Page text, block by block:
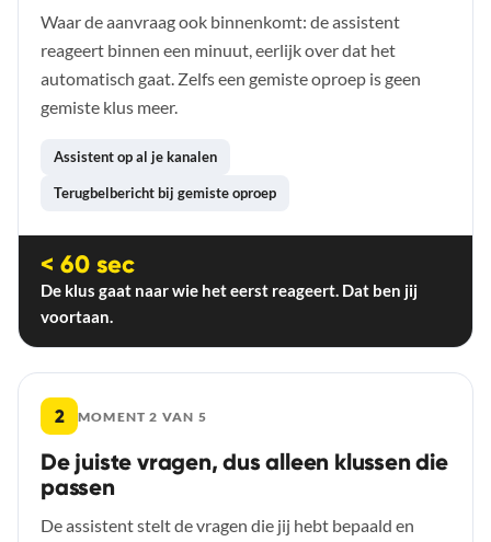
Waar de aanvraag ook binnenkomt: de assistent
reageert binnen een minuut, eerlijk over dat het
automatisch gaat. Zelfs een gemiste oproep is geen
gemiste klus meer.
Assistent op al je kanalen
Terugbelbericht bij gemiste oproep
< 60 sec
De klus gaat naar wie het eerst reageert. Dat ben jij
voortaan.
2 MOMENT 2 VAN 5
De juiste vragen, dus alleen klussen die
passen
De assistent stelt de vragen die jij hebt bepaald en